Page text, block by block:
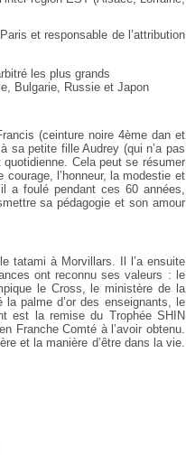
et responsable de l’attribution
les plus grands
Bulgarie, Russie et Japon
(ceinture noire 4ème dan et
sa petite fille Audrey (qui n’a pas
Cela peut se résumer
l’honneur, la modestie et
a foulé pendant ces 60 années,
sa pédagogie et son amour
tatami à Morvillars. Il l’a ensuite
ont reconnu ses valeurs : le
le Cross, le ministère de la
palme d’or des enseignants, le
est la remise du Trophée SHIN
Franche Comté à l’avoir obtenu.
et la manière d’être dans la vie.